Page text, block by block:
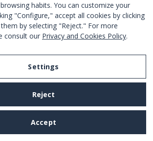
4 Ja
Ja
Ref. BHB-1939 Dagens hyra
223€/ natt BOKA NU
25 sökresultat
habits. You can customize your
"Configure," accept all cookies by clicking
by selecting "Reject." For more
consult our Privacy and Cookies Policy.
Settings
Reject
Accept